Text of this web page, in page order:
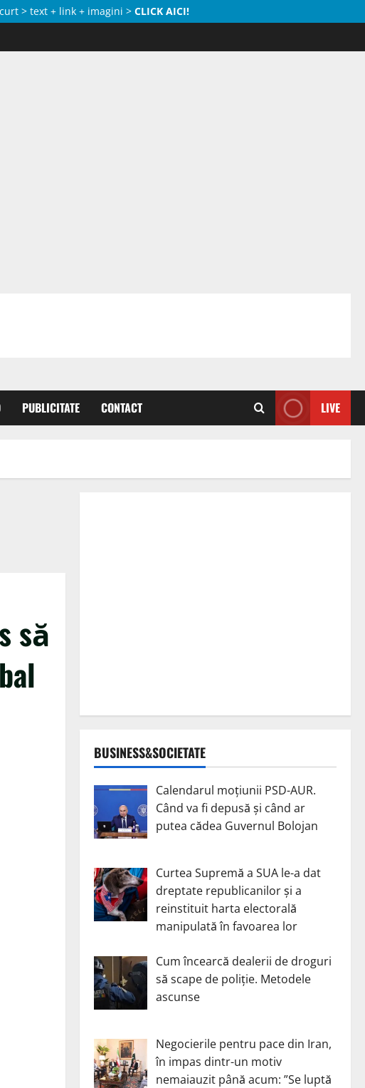
> text + link + imagini > CLICK AICI!
PUBLICITATE CONTACT LIVE
să
BUSINESS&SOCIETATE
Calendarul moțiunii PSD-AUR.
Când va fi depusă și când ar
putea cădea Guvernul Bolojan
Curtea Supremă a SUA le-a dat
dreptate republicanilor și a
reinstituit harta electorală
manipulată în favoarea lor
Cum încearcă dealerii de droguri
să scape de poliție. Metodele
ascunse
Negocierile pentru pace din Iran,
în impas dintr-un motiv
nemaiauzit până acum: ”Se luptă